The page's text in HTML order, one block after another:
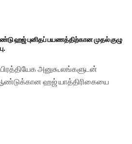
ஹஜ் புனிதப் பயணத்திற்கான முதல் குழு
அனுகூலங்களுடன்
ஹஜ் யாத்திரிகையை